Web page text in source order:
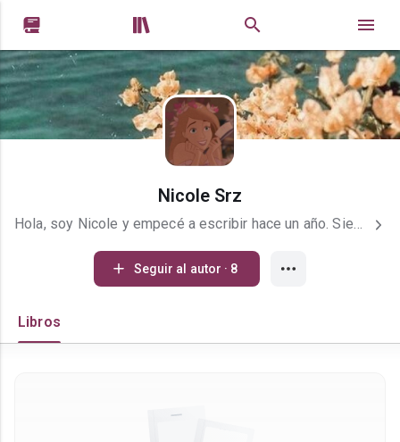
 
Nicole Srz
Hola, soy Nicole y empecé a escribir hace un año. Siempre he sido amante de los libros y el mundo que se encuentra dentro de ellos. Mi género favorito es la fantasía y romance. Espero que les guste mi libro.
Seguir al autor · 8
Libros